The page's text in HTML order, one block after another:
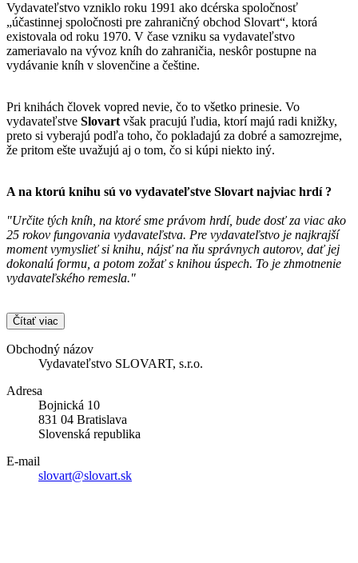
Vydavateľstvo vzniklo roku 1991 ako dcérska spoločnosť
„účastinnej spoločnosti pre zahraničný obchod Slovart“, ktorá
existovala od roku 1970. V čase vzniku sa vydavateľstvo
zameriavalo na vývoz kníh do zahraničia, neskôr postupne na
vydávanie kníh v slovenčine a češtine.
Pri knihách človek vopred nevie, čo to všetko prinesie. Vo
vydavateľstve Slovart však pracujú ľudia, ktorí majú radi knižky,
preto si vyberajú podľa toho, čo pokladajú za dobré a samozrejme,
že pritom ešte uvažujú aj o tom, čo si kúpi niekto iný.
A na ktorú knihu sú vo vydavateľstve Slovart najviac hrdí ?
"Určite tých kníh, na ktoré sme právom hrdí, bude dosť za viac ako
25 rokov fungovania vydavateľstva. Pre vydavateľstvo je najkrajší
moment vymyslieť si knihu, nájsť na ňu správnych autorov, dať jej
dokonalú formu, a potom zožať s knihou úspech. To je zhmotnenie
vydavateľského remesla."
Čítať viac
Obchodný názov
Vydavateľstvo SLOVART, s.r.o.
Adresa
Bojnická 10
831 04 Bratislava
Slovenská republika
E-mail
slovart@slovart.sk